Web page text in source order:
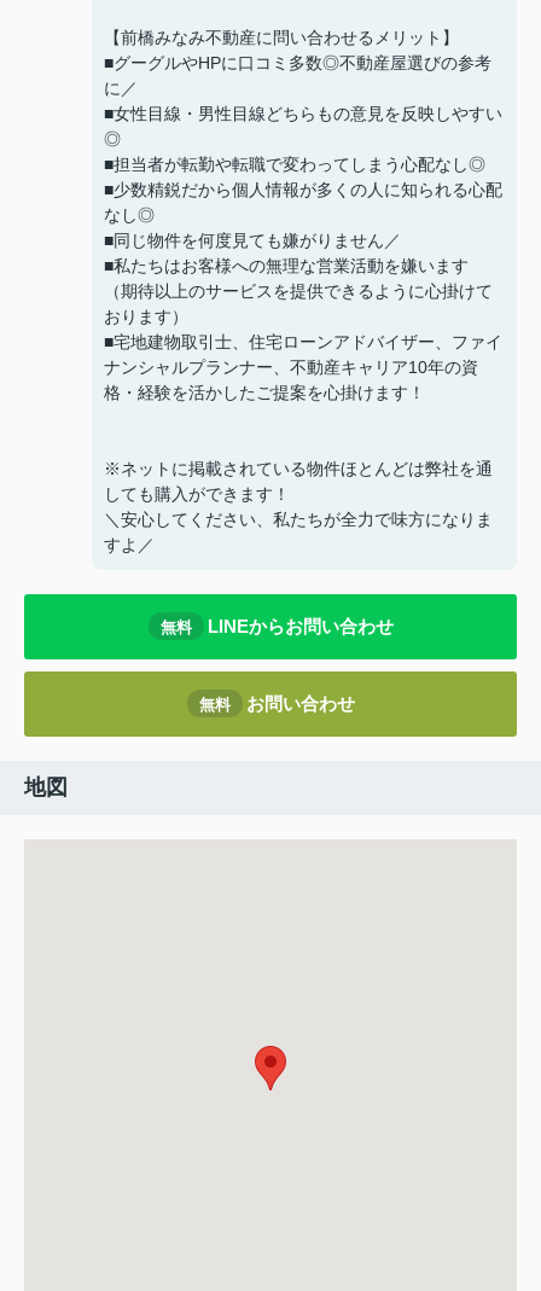
【前橋みなみ不動産に問い合わせるメリット】
■グーグルやHPに口コミ多数◎不動産屋選びの参考
に／
■女性目線・男性目線どちらもの意見を反映しやすい
◎
■担当者が転勤や転職で変わってしまう心配なし◎
■少数精鋭だから個人情報が多くの人に知られる心配
なし◎
■同じ物件を何度見ても嫌がりません／
■私たちはお客様への無理な営業活動を嫌います
（期待以上のサービスを提供できるように心掛けて
おります）
■宅地建物取引士、住宅ローンアドバイザー、ファイ
ナンシャルプランナー、不動産キャリア10年の資
格・経験を活かしたご提案を心掛けます！
※ネットに掲載されている物件ほとんどは弊社を通
しても購入ができます！
＼安心してください、私たちが全力で味方になりま
すよ／
無料 LINEからお問い合わせ
無料 お問い合わせ
地図